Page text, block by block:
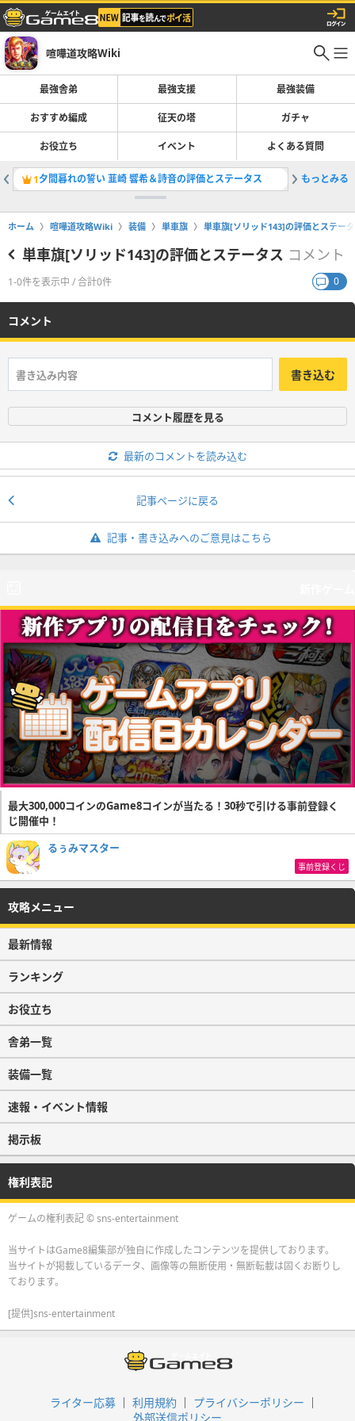
喧嘩道攻略Wiki
最強舎弟 最強支援 最強装備
おすすめ編成 征天の塔 ガチャ
お役立ち イベント よくある質問
1夕間暮れの誓い 韮崎 響希＆詩音の評価とステータス もっとみる
ホーム 喧嘩道攻略Wiki 装備 単車旗 単車旗[ソリッド143]の評価とステー
単車旗[ソリッド143]の評価とステータス コメント
1-0件を表示中 / 合計0件 0
コメント
書き込む
コメント履歴を見る
最新のコメントを読み込む
記事ページに戻る
記事・書き込みへのご意見はこちら
最大300,000コインのGame8コインが当たる！30秒で引ける事前登録く
じ開催中！
るぅみマスター
事前登録くじ
攻略メニュー
最新情報
ランキング
お役立ち
舎弟一覧
装備一覧
速報・イベント情報
掲示板
権利表記
ゲームの権利表記 © sns-entertainment
当サイトはGame8編集部が独自に作成したコンテンツを提供しております。
当サイトが掲載しているデータ、画像等の無断使用・無断転載は固くお断りし
ております。
[提供]sns-entertainment
ライター応募 利用規約
プライバシーポリシー
外部送信ポリシー